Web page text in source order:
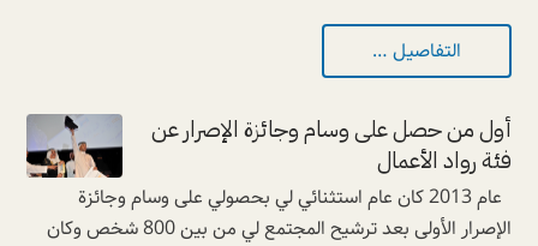
التفاصيل …
أول من حصل على وسام وجائزة الإصرار عن
فئة رواد الأعمال
عام 2013 كان عام استثنائي لي بحصولي على وسام وجائزة
الإصرار الأولى بعد ترشيح المجتمع لي من بين 800 شخص وكان